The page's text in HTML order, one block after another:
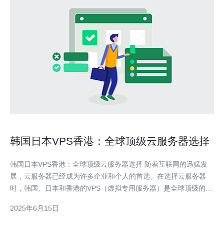
韩国日本VPS香港：全球顶级云服务器选择
韩国日本VPS香港：全球顶级云服务器选择 随着互联网的迅猛发
展，云服务器已经成为许多企业和个人的首选。在选择云服务器
时，韩国、日本和香港的VPS（虚拟专用服务器）是全球顶级的选
适合自己的云服务器。 韩国VPS以其高性能、稳定性和可靠性而
2025年6月15日